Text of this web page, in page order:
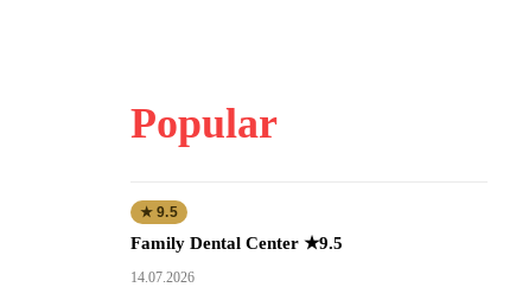
Popular
★ 9.5
Family Dental Center ★9.5
14.07.2026